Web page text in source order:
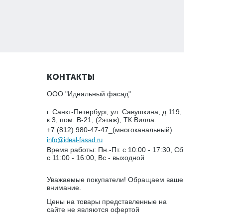
КОНТАКТЫ
ООО "Идеальный фасад"
г. Санкт-Петербург, ул. Савушкина, д.119,
к.3, пом. В-21, (2этаж), ТК Вилла.
+7 (812) 980-47-47_(многоканальный)
info@ideal-fasad.ru
Время работы: Пн.-Пт. с 10:00 - 17:30, Сб
с 11:00 - 16:00, Вс - выходной
Уважаемые покупатели! Обращаем ваше
внимание.
Цены на товары представленные на
сайте не являются офертой